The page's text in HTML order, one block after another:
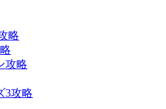
略
攻略
3攻略